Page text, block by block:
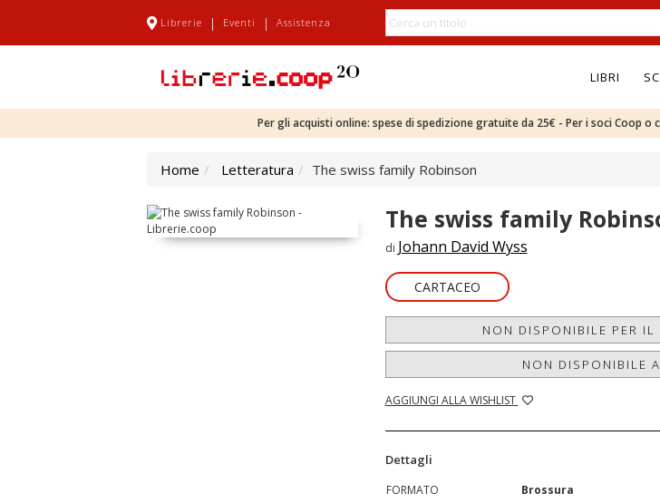
Librerie | Eventi | Assistenza
LIBRI
Per gli acquisti online: spese di spedizione gratuite da 25€ - Per i soci Coop
Home Letteratura The swiss family Robinson
The swiss family
di Johann David Wyss
CARTACEO
NON DISPONIBILE PER IL
NON DISPONIBILE
AGGIUNGI ALLA WISHLIST
Dettagli
FORMATO
Brossura